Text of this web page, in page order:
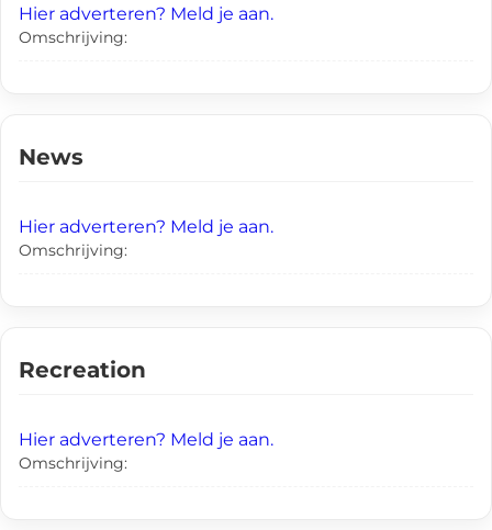
Hier adverteren? Meld je aan.
Omschrijving:
News
Hier adverteren? Meld je aan.
Omschrijving:
Recreation
Hier adverteren? Meld je aan.
Omschrijving: